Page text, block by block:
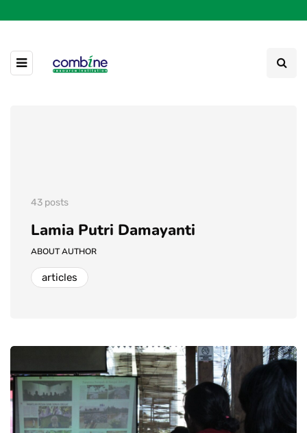
43 posts
Lamia Putri Damayanti
ABOUT AUTHOR
articles